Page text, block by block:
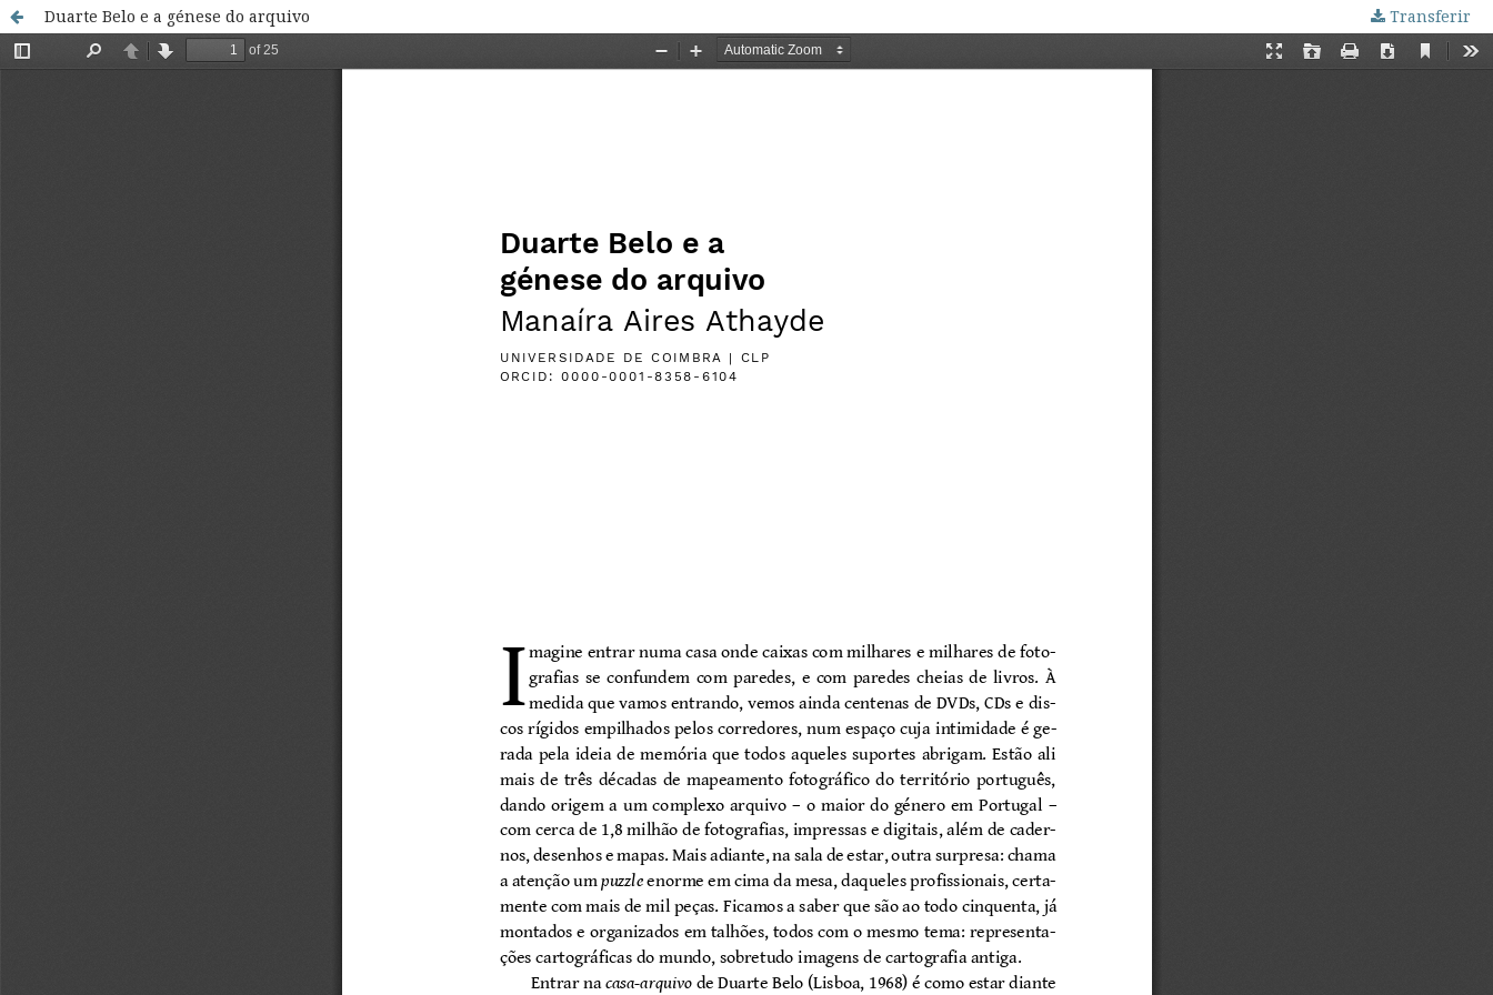
Duarte Belo e a génese do arquivo Transferir